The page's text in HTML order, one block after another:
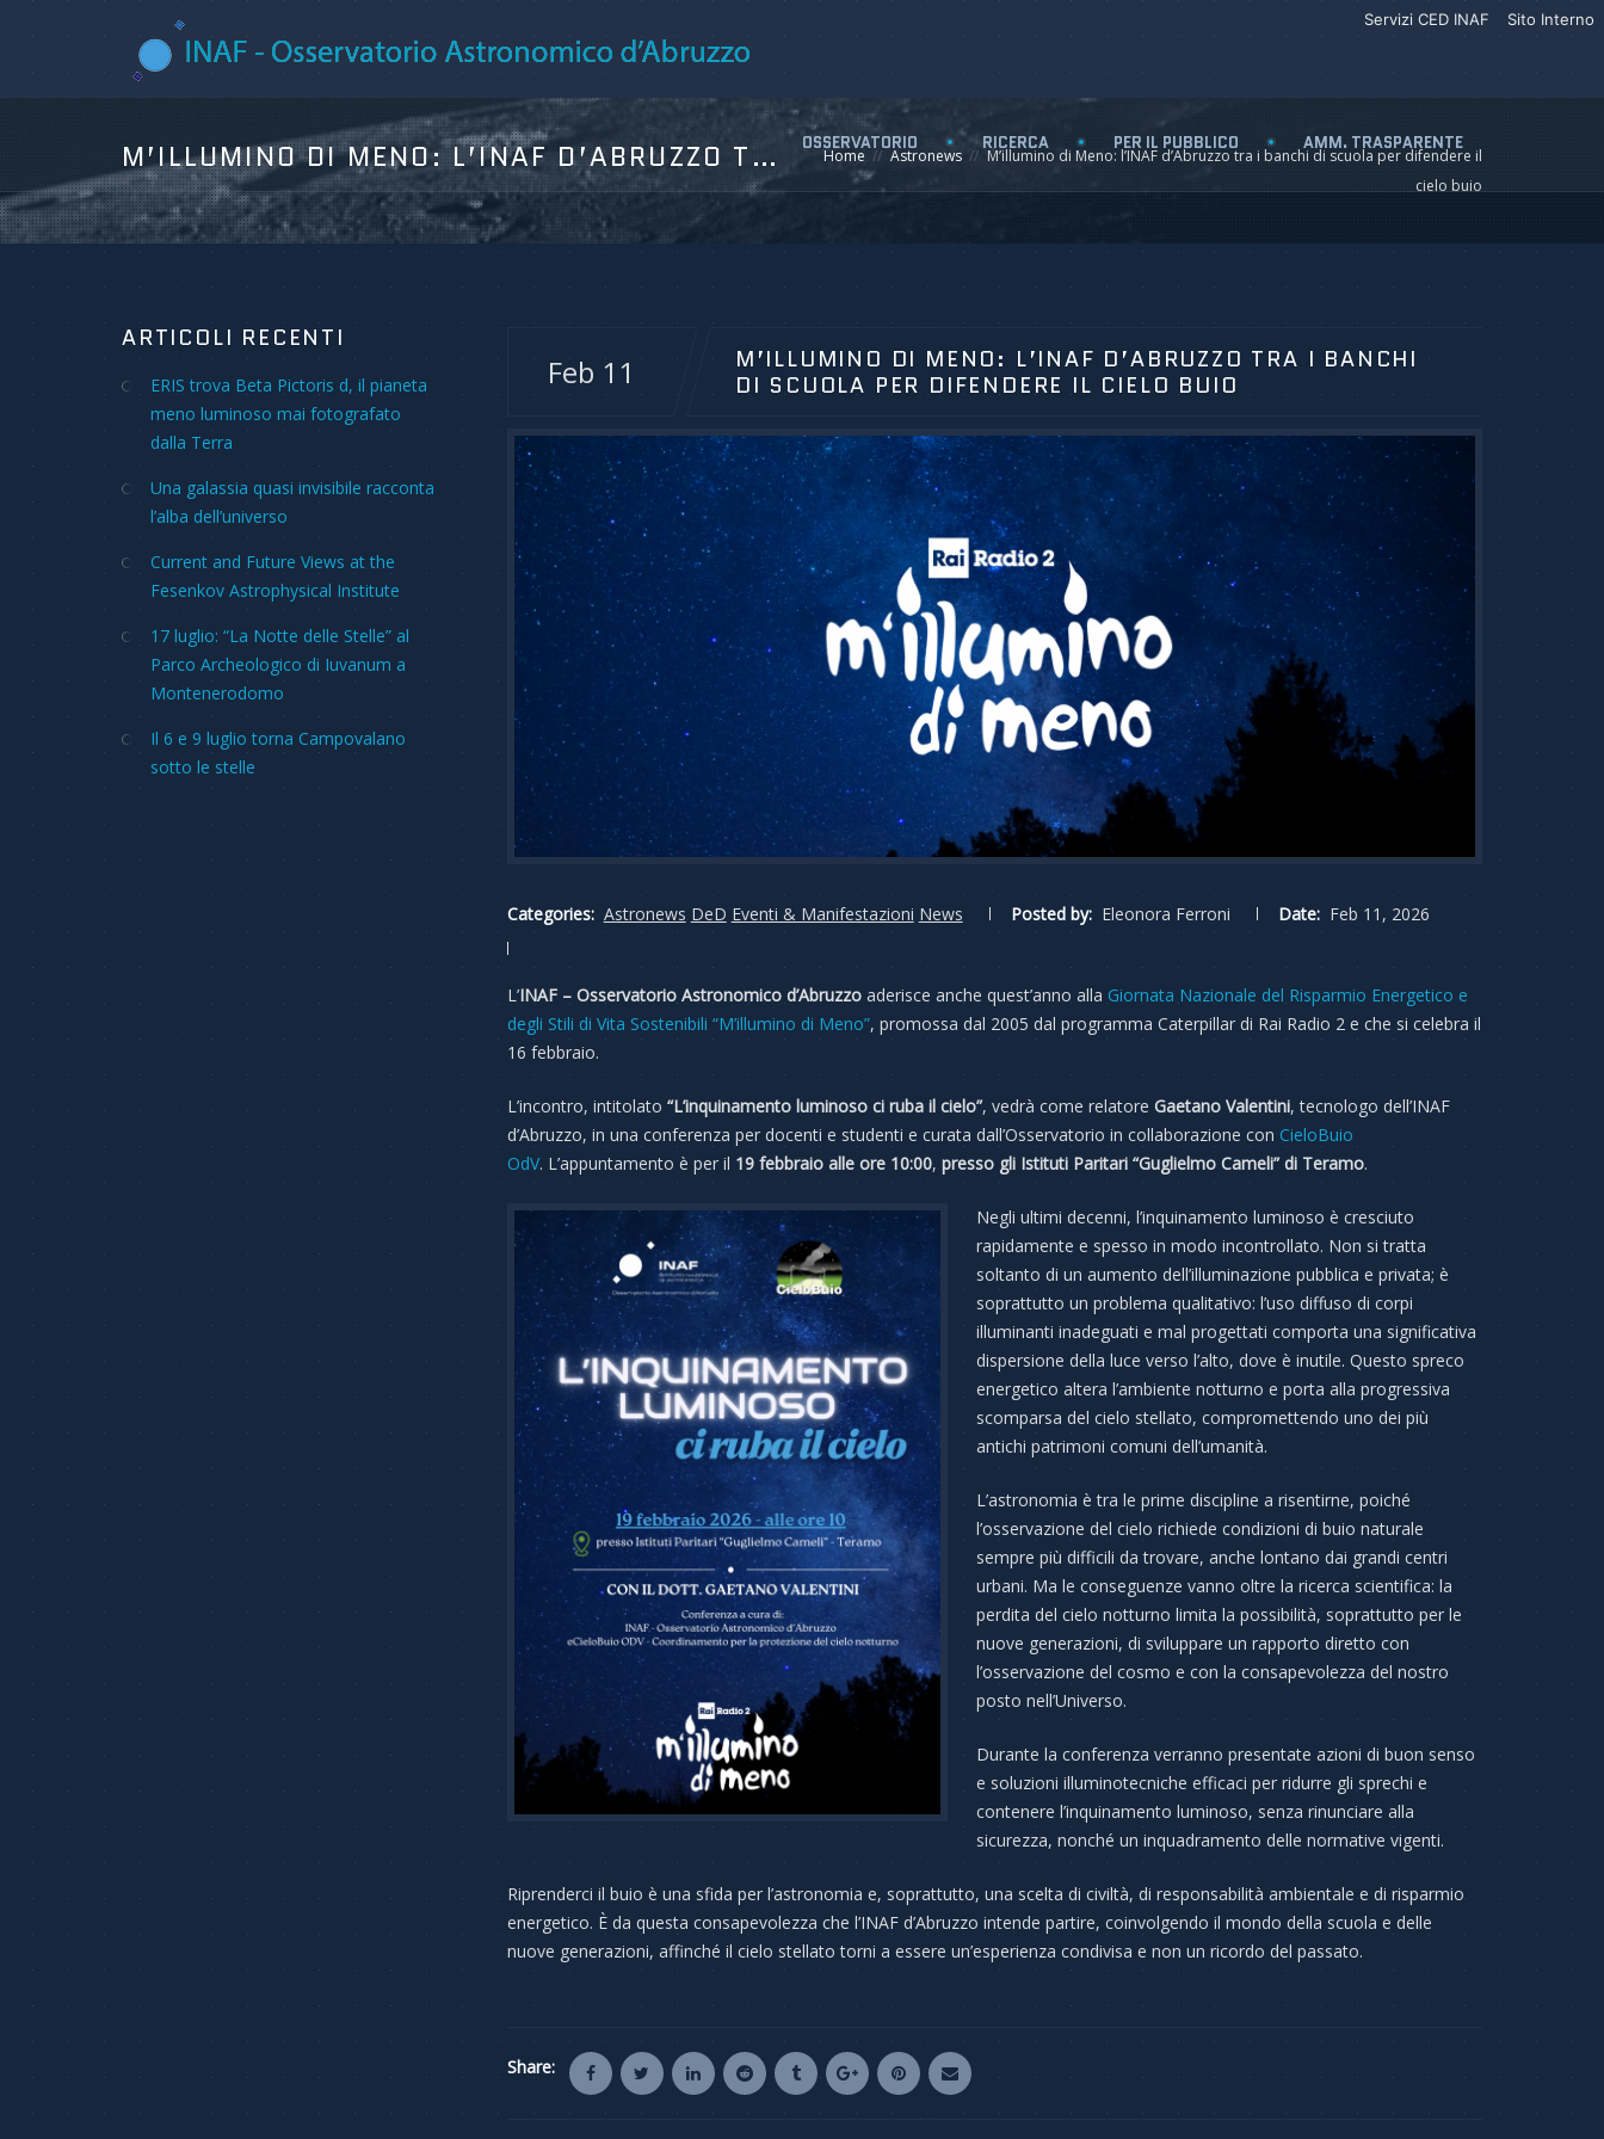
Sito Interno
Servizi CED INAF
OSSERVATORIO RICERCA PER IL PUBBLICO AMM. TRASPARENTE
M’ILLUMINO DI MENO: L’INAF D’ABRUZZO TRA I BANCHI DI SCUOLA PER DIFENDERE IL CIELO BUIO Home Astronews
M’illumino di Meno: l’INAF d’Abruzzo tra i banchi di scuola per difendere il
cielo buio
Feb 11
M’ILLUMINO DI MENO: L’INAF D’ABRUZZO TRA I BANCHI
DI SCUOLA PER DIFENDERE IL CIELO BUIO
Categories: Astronews DeD Eventi & Manifestazioni News Posted by: Eleonora Ferroni Date: Feb 11, 2026
L’INAF – Osservatorio Astronomico d’Abruzzoaderisce anche quest’anno alla Giornata Nazionale del Risparmio Energetico e
degli Stili di Vita Sostenibili “M’illumino di Meno”, promossa dal 2005 dal programma Caterpillar di Rai Radio 2 e che si celebra il
16 febbraio.
L’incontro, intitolato “L’inquinamento luminoso ci ruba il cielo”, vedrà come relatore Gaetano Valentini, tecnologo dell’INAF
d’Abruzzo, in una conferenza per docenti e studenti e curata dall’Osservatorio in collaborazione con CieloBuio
OdV. L’appuntamento è per il 19 febbraio alle ore 10:00, presso gli Istituti Paritari “Guglielmo Cameli” di Teramo.
Negli ultimi decenni, l’inquinamento luminoso è cresciuto
rapidamente e spesso in modo incontrollato. Non si tratta
soltanto di un aumento dell’illuminazione pubblica e privata; è
soprattutto un problema qualitativo: l’uso diffuso di corpi
illuminanti inadeguati e mal progettati comporta una significativa
dispersione della luce verso l’alto, dove è inutile. Questo spreco
energetico altera l’ambiente notturno e porta alla progressiva
scomparsa del cielo stellato, compromettendo uno dei più
antichi patrimoni comuni dell’umanità.
L’astronomia è tra le prime discipline a risentirne, poiché
l’osservazione del cielo richiede condizioni di buio naturale
sempre più difficili da trovare, anche lontano dai grandi centri
urbani. Ma le conseguenze vanno oltre la ricerca scientifica: la
perdita del cielo notturno limita la possibilità, soprattutto per le
nuove generazioni, di sviluppare un rapporto diretto con
l’osservazione del cosmo e con la consapevolezza del nostro
posto nell’Universo.
Durante la conferenza verranno presentate azioni di buon senso
e soluzioni illuminotecniche efficaci per ridurre gli sprechi e
contenere l’inquinamento luminoso, senza rinunciare alla
sicurezza, nonché un inquadramento delle normative vigenti.
Riprenderci il buio è una sfida per l’astronomia e, soprattutto, una scelta di civiltà, di responsabilità ambientale e di risparmio
energetico. È da questa consapevolezza che l’INAF d’Abruzzo intende partire, coinvolgendo il mondo della scuola e delle
nuove generazioni, affinché il cielo stellato torni a essere un’esperienza condivisa e non un ricordo del passato.
Share:
ARTICOLI RECENTI
ERIS trova Beta Pictoris d, il pianeta
meno luminoso mai fotografato
dalla Terra
Una galassia quasi invisibile racconta
l’alba dell’universo
Current and Future Views at the
Fesenkov Astrophysical Institute
17 luglio: “La Notte delle Stelle” al
Parco Archeologico di Iuvanum a
Montenerodomo
Il 6 e 9 luglio torna Campovalano
sotto le stelle